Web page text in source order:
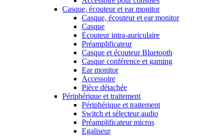
Casque, écouteur et ear monitor
Casque, écouteur et ear monitor
Casque
Ecouteur intra-auriculaire
Préamplificateur
Casque et écouteur Bluetooth
Casque conférence et gaming
Ear monitor
Accessoire
Pièce détachée
Périphérique et traitement
Périphérique et traitement
Switch et sélecteur audio
Préamplificateur micros
Egaliseur